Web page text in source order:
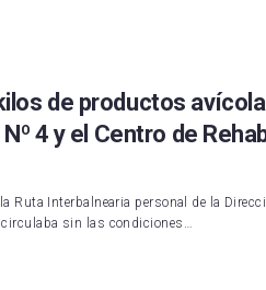
de productos
4 y el Centro de
Ruta Interbalnearia personal de la
circulaba sin las condiciones…